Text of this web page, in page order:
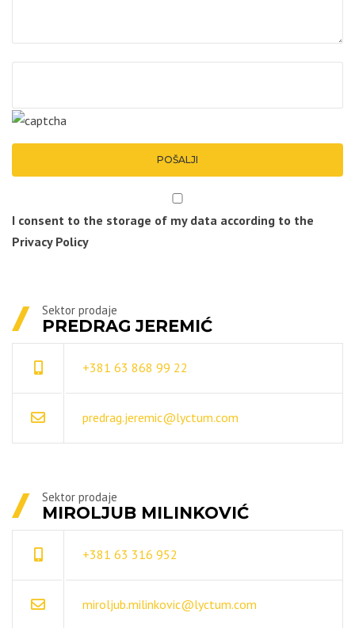
I consent to the storage of my data according to the
Privacy Policy
Sektor prodaje
PREDRAG JEREMIĆ
+381 63 868 99 22
predrag.jeremic@lyctum.com
Sektor prodaje
MIROLJUB MILINKOVIĆ
+381 63 316 952
miroljub.milinkovic@lyctum.com